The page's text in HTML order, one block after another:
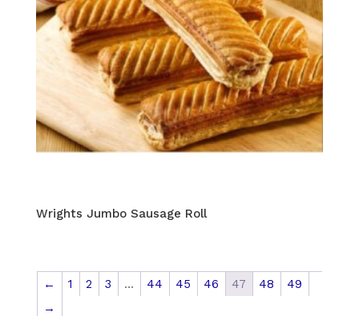
Wrights Jumbo Sausage Roll
← 1 2 3 … 44 45 46 47 48
49
→